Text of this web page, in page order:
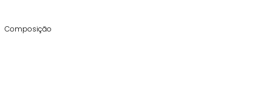
Composição